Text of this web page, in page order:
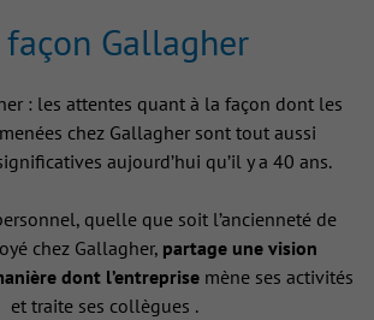
façon Gallagher
: les attentes quant à la façon dont les
chez Gallagher sont tout aussi
aujourd’hui qu’il y a 40 ans.
quelle que soit l’ancienneté de
chez Gallagher, partage une vision
dont l’entreprisemène ses activités
et traite ses collègues .